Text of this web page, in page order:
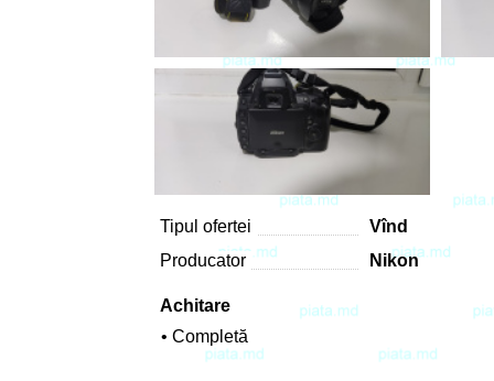
Tipul ofertei
Vînd
Producator
Nikon
Achitare
• Completă